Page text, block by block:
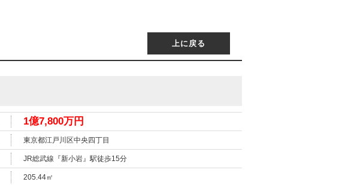
上に戻る
1億7,800万円
東京都江戸川区中央四丁目
JR総武線『新小岩』駅徒歩15分
205.44㎡